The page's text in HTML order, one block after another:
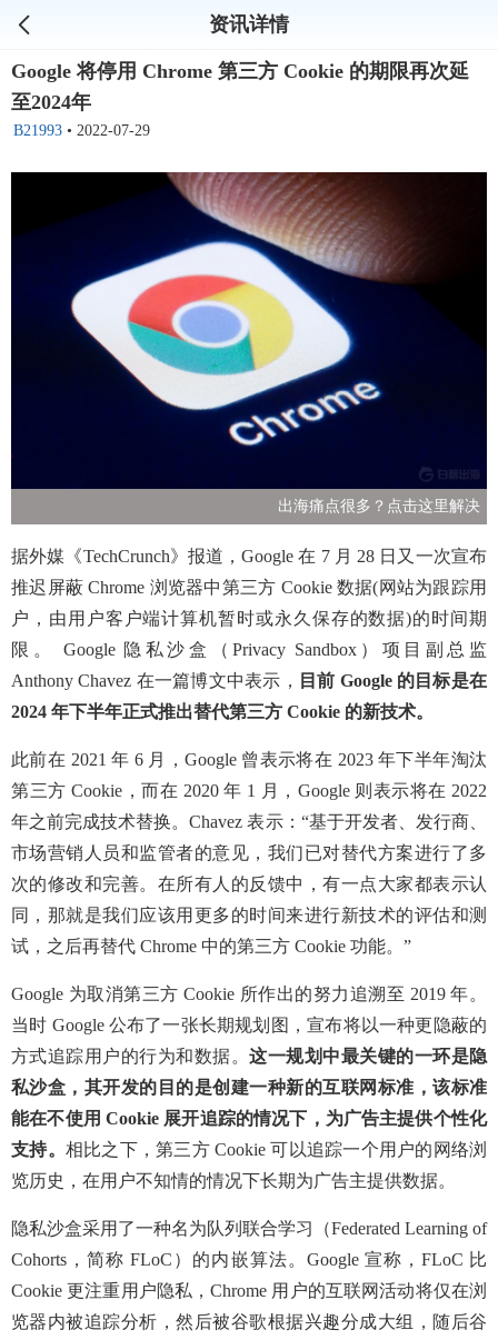
资讯详情
Google 将停用 Chrome 第三方 Cookie 的期限再次延
至2024年
B21993 • 2022-07-29
出海痛点很多？点击这里解决
据外媒《TechCrunch》报道，Google 在 7 月 28 日又一次宣布
推迟屏蔽 Chrome 浏览器中第三方 Cookie 数据(网站为跟踪用
户，由用户客户端计算机暂时或永久保存的数据)的时间期
限。 Google 隐私沙盒（Privacy Sandbox）项目副总监
Anthony Chavez 在一篇博文中表示，
目前 Google 的目标是在
2024 年下半年正式推出替代第三方 Cookie 的新技术。
此前在 2021 年 6 月，Google 曾表示将在 2023 年下半年淘汰
第三方 Cookie，而在 2020 年 1 月，Google 则表示将在 2022
年之前完成技术替换。Chavez 表示：“基于开发者、发行商、
市场营销人员和监管者的意见，我们已对替代方案进行了多
次的修改和完善。在所有人的反馈中，有一点大家都表示认
同，那就是我们应该用更多的时间来进行新技术的评估和测
试，之后再替代 Chrome 中的第三方 Cookie 功能。”
Google 为取消第三方 Cookie 所作出的努力追溯至 2019 年。
当时 Google 公布了一张长期规划图，宣布将以一种更隐蔽的
方式追踪用户的行为和数据。这一规划中最关键的一环是隐
私沙盒，其开发的目的是创建一种新的互联网标准，该标准
能在不使用 Cookie 展开追踪的情况下，为广告主提供个性化
支持。 相比之下，第三方 Cookie 可以追踪一个用户的网络浏
览历史，在用户不知情的情况下长期为广告主提供数据。
隐私沙盒采用了一种名为队列联合学习（Federated Learning of
Cohorts，简称 FLoC）的内嵌算法。Google 宣称，FLoC 比
Cookie 更注重用户隐私，Chrome 用户的互联网活动将仅在浏
览器内被追踪分析，然后被谷歌根据兴趣分成大组，随后谷